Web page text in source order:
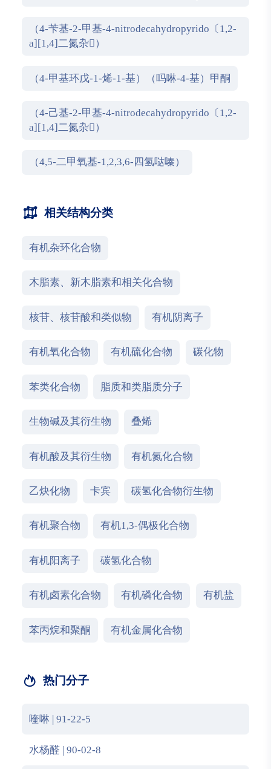
（4-苄基-2-甲基-4-nitrodecahydropyrido〔1,2-
a][1,4]二氮杂）
（4-甲基环戊-1-烯-1-基）（吗啉-4-基）甲酮
（4-己基-2-甲基-4-nitrodecahydropyrido〔1,2-
a][1,4]二氮杂）
（4,5-二甲氧基-1,2,3,6-四氢哒嗪）
相关结构分类
有机杂环化合物
木脂素、新木脂素和相关化合物
核苷、核苷酸和类似物 有机阴离子
有机氧化合物 有机硫化合物 碳化物
苯类化合物 脂质和类脂质分子
生物碱及其衍生物 叠烯
有机酸及其衍生物 有机氮化合物
乙炔化物 卡宾 碳氢化合物衍生物
有机聚合物 有机1,3-偶极化合物
有机阳离子 碳氢化合物
有机卤素化合物 有机磷化合物 有机盐
苯丙烷和聚酮 有机金属化合物
热门分子
喹啉 | 91-22-5
水杨醛 | 90-02-8